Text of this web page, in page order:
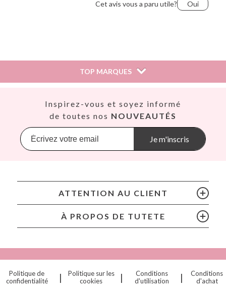
Cet avis vous a paru utile? Oui
Cet avis vous a paru utile?
20 octobre 2018
Cet avis vous a paru utile? Oui
8 septembre 2018
Cet avis vous a paru utile? Oui
TOP MARQUES
Banwood
BIBS
Cristina de Jos'h
Djeco
Inspirez-vous et soyez informé
de toutes nos NOUVEAUTÉS
Je m'inscris
ATTENTION AU CLIENT
À PROPOS DE TUTETE
Politique de
confidentialité
|
Politique sur les
cookies
|
Conditions
d'utilisation
|
Conditions
d'achat